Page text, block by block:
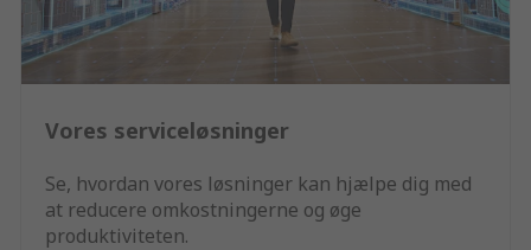
Vores serviceløsninger
Se, hvordan vores løsninger kan hjælpe dig med
at reducere omkostningerne og øge
produktiviteten.